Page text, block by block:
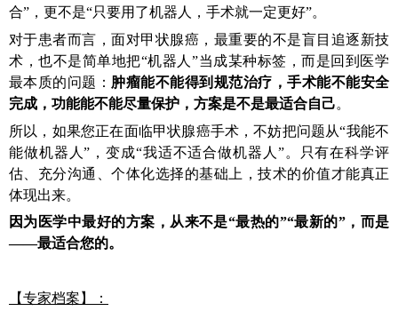
合”，更不是“只要用了机器人，手术就一定更好”。
对于患者而言，面对甲状腺癌，最重要的不是盲目追逐新技
术，也不是简单地把“机器人”当成某种标签，而是回到医学
最本质的问题： 肿瘤能不能得到规范治疗，手术能不能安全
完成，功能能不能尽量保护，方案是不是最适合自己。
所以，如果您正在面临甲状腺癌手术，不妨把问题从“我能不
能做机器人”，变成“我适不适合做机器人”。只有在科学评
估、充分沟通、个体化选择的基础上，技术的价值才能真正
体现出来。
因为医学中最好的方案，从来不是“最热的”“最新的”，而是
——最适合您的。
【专家档案】：